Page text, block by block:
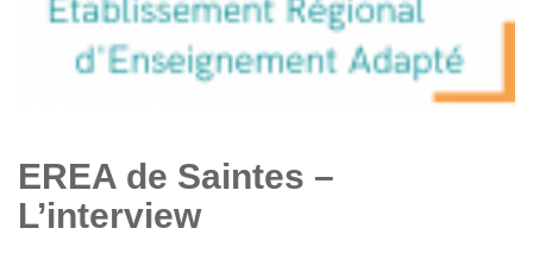
EREA de Saintes –
L’interview